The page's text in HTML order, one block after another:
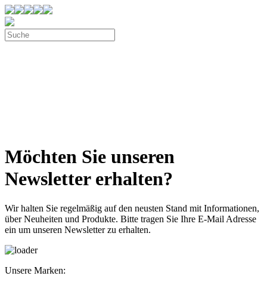
Möchten Sie unseren
Newsletter erhalten?
Wir halten Sie regelmäßig auf den neusten Stand mit Informationen,
über Neuheiten und Produkte. Bitte tragen Sie Ihre E-Mail Adresse
ein um unseren Newsletter zu erhalten.
Unsere Marken: